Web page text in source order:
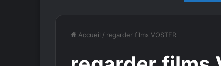
Accueil / regarder films VOSTFR